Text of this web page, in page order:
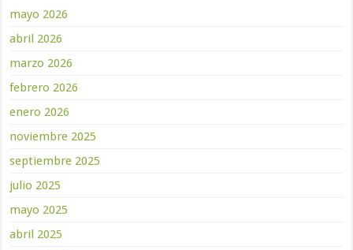
mayo 2026
abril 2026
marzo 2026
febrero 2026
enero 2026
noviembre 2025
septiembre 2025
julio 2025
mayo 2025
abril 2025